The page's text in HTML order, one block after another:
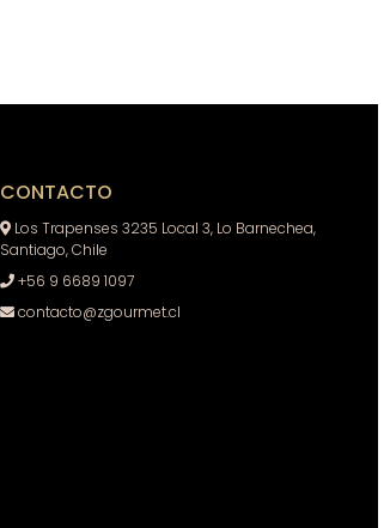
CONTACTO
Los Trapenses 3235 Local 3, Lo Barnechea,
Santiago, Chile
+56 9 6689 1097
contacto@zgourmet.cl